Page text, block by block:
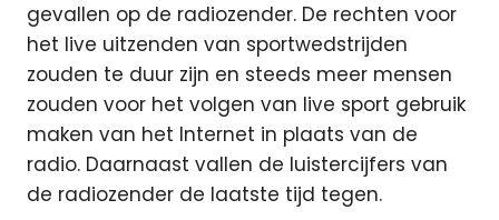
gevallen op de radiozender. De rechten voor
het live uitzenden van sportwedstrijden
zouden te duur zijn en steeds meer mensen
zouden voor het volgen van live sport gebruik
maken van het Internet in plaats van de
radio. Daarnaast vallen de luistercijfers van
de radiozender de laatste tijd tegen.